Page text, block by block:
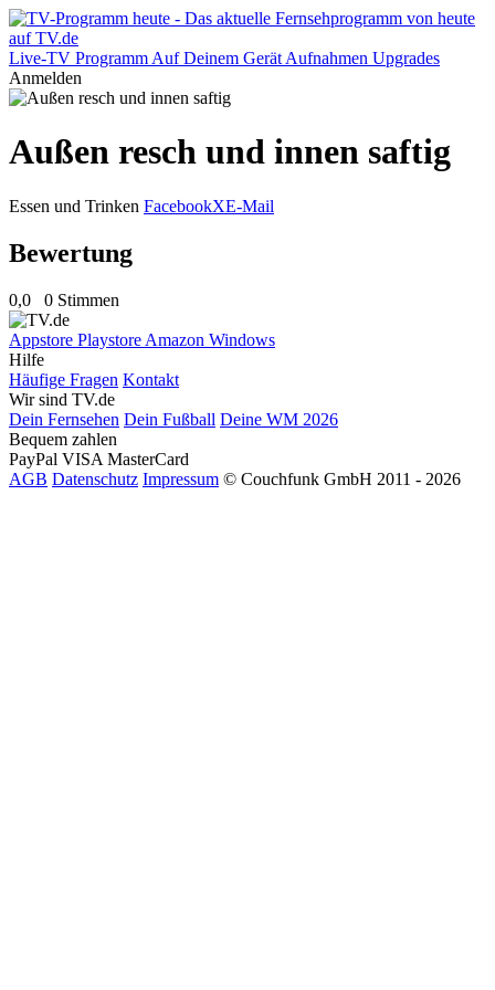
Live-TV Programm Auf Deinem Gerät Aufnahmen Upgrades
Anmelden
Außen resch und innen saftig
Essen und Trinken FacebookXE-Mail
Bewertung
0,0 0 Stimmen
Appstore Playstore Amazon Windows
Hilfe
Häufige Fragen Kontakt
Wir sind TV.de
Dein Fernsehen Dein Fußball Deine WM 2026
Bequem zahlen
PayPal VISA MasterCard
AGB Datenschutz Impressum © Couchfunk GmbH 2011 - 2026